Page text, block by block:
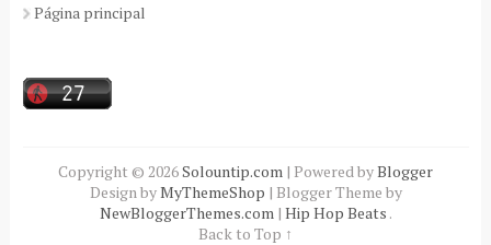
Página principal
Copyright © 2026Solountip.com | Powered byBlogger
Design byMyThemeShop | Blogger Theme by
NewBloggerThemes.com | Hip Hop Beats .
Back to Top ↑